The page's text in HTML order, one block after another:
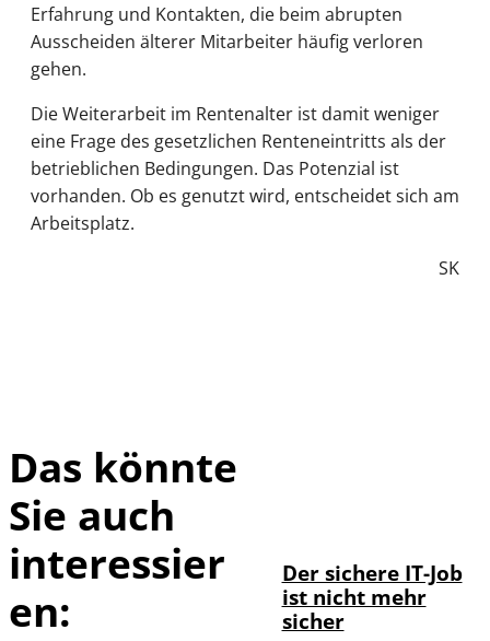
Erfahrung und Kontakten, die beim abrupten
Ausscheiden älterer Mitarbeiter häufig verloren
gehen.
Die Weiterarbeit im Rentenalter ist damit weniger
eine Frage des gesetzlichen Renteneintritts als der
betrieblichen Bedingungen. Das Potenzial ist
vorhanden. Ob es genutzt wird, entscheidet sich am
Arbeitsplatz.
SK
Das könnte
Sie auch
interessier
en:
Der sichere IT-Job
ist nicht mehr
sicher